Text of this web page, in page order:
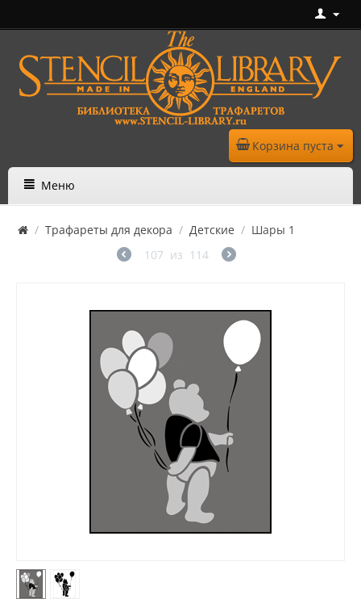
Корзина пуста
Меню
/ Трафареты для декора / Детские / Шары 1
107 из 114